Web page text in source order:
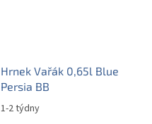
Hrnek Vařák 0,65l Blue
Persia BB
1-2 týdny